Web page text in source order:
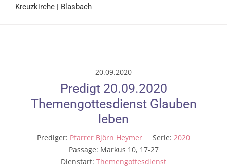
Kreuzkirche | Blasbach
20.09.2020
Predigt 20.09.2020
Themengottesdienst Glauben
leben
Prediger: Pfarrer Björn Heymer Serie: 2020
Passage: Markus 10, 17-27
Dienstart: Themengottesdienst